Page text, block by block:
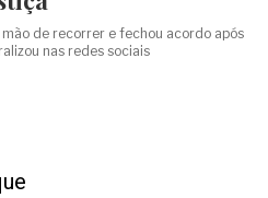
de recorrer e fechou acordo após
nas redes sociais